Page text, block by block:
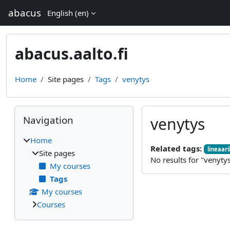
abacus English ‎(en)‎
abacus.aalto.fi
Home Site pages Tags venytys
venytys
Related tags:
No results for
Blocks
Skip Navigation
Navigation
Home
Site pages
My courses
Tags
My courses
Courses